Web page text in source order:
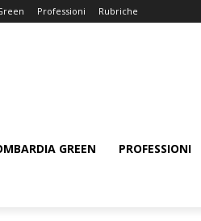
Professioni Rubriche
GREEN PROFESSIONI